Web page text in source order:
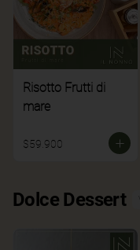
Risotto Frutti di
mare
$59.900
Dolce Dessert